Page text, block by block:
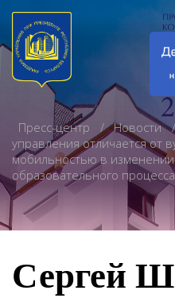
Пресс-центр Новости
управления отличается от
мобильностью в
образовательного процесса
Сергей